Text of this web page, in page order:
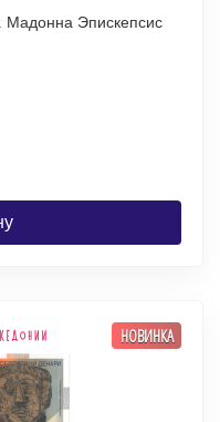
Мадонна Эпискепсис
НОВИНКА